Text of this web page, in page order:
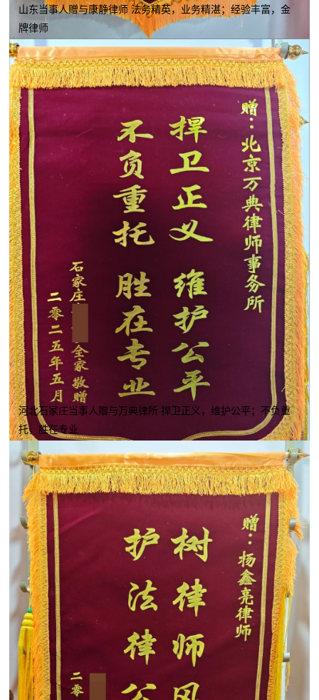
山东当事人赠与康静律师 法务精英，业务精湛；经验丰富，金
牌律师
河北石家庄当事人赠与万典律所 捍卫正义，维护公平；不负重
托，胜在专业